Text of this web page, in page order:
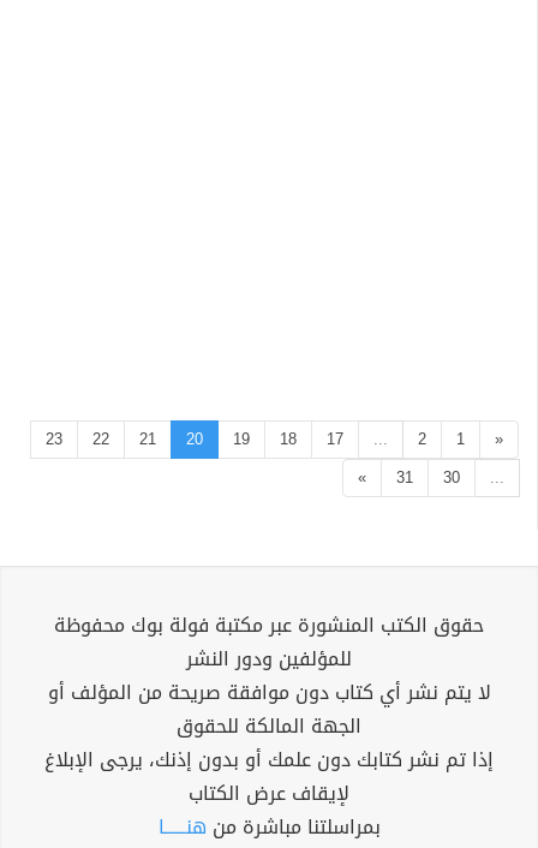
«
1
2
...
17
18
19
20
21
22
23
...
30
31
»
حقوق الكتب المنشورة عبر مكتبة فولة بوك محفوظة
للمؤلفين ودور النشر
لا يتم نشر أي كتاب دون موافقة صريحة من المؤلف أو
الجهة المالكة للحقوق
إذا تم نشر كتابك دون علمك أو بدون إذنك، يرجى الإبلاغ
لإيقاف عرض الكتاب
بمراسلتنا مباشرة من هنــــــا